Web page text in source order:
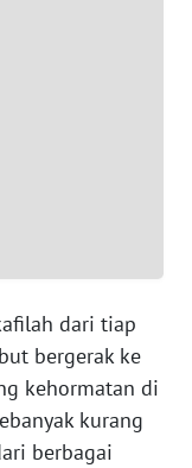
dari tiap
bergerak ke
kehormatan di
kurang
berbagai